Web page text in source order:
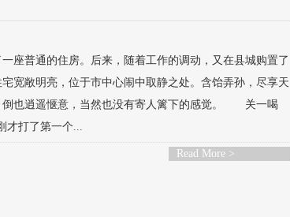
座普通的住房。后来，随着工作的调动，又在县城购置了
宽敞明亮，位于市中心闹中取静之处。含饴弄孙，尽享天
倒也逍遥惬意，当然也没有寄人篱下的感觉。 关一喝
才打了第一个...
Read More >